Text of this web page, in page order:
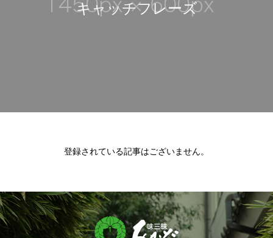
キャッチフレーズ
登録されている記事はございません。